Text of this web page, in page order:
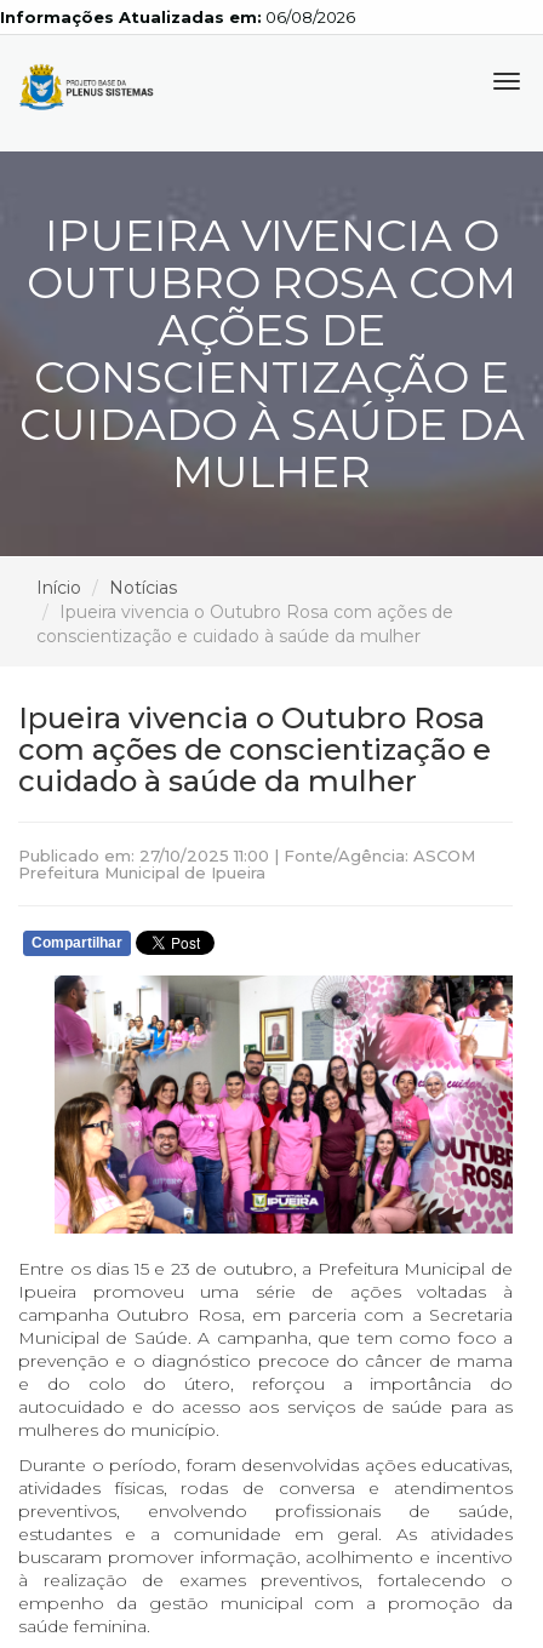
Atualizadas em: 06/08/2026
IPUEIRA VIVENCIA O
OUTUBRO ROSA COM
AÇÕES DE
CONSCIENTIZAÇÃO E
CUIDADO À SAÚDE DA
MULHER
Início
Notícias
Ipueira vivencia o Outubro Rosa com ações de
conscientização e cuidado à saúde da mulher
Ipueira vivencia o Outubro Rosa
com ações de conscientização e
cuidado à saúde da mulher
Publicado em: 27/10/2025 11:00 | Fonte/Agência: ASCOM
Prefeitura Municipal de Ipueira
Compartilhar
Entre os dias 15 e 23 de outubro, a Prefeitura Municipal de
Ipueira promoveu uma série de ações voltadas à
campanha Outubro Rosa, em parceria com a Secretaria
Municipal de Saúde. A campanha, que tem como foco a
prevenção e o diagnóstico precoce do câncer de mama
e do colo do útero, reforçou a importância do
autocuidado e do acesso aos serviços de saúde para as
mulheres do município.
Durante o período, foram desenvolvidas ações educativas,
atividades físicas, rodas de conversa e atendimentos
preventivos, envolvendo profissionais de saúde,
estudantes e a comunidade em geral. As atividades
buscaram promover informação, acolhimento e incentivo
à realização de exames preventivos, fortalecendo o
empenho da gestão municipal com a promoção da
saúde feminina.